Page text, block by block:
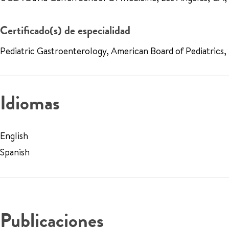
Certificado(s) de especialidad
Pediatric Gastroenterology, American Board of Pediatrics,
Idiomas
English
Spanish
Publicaciones